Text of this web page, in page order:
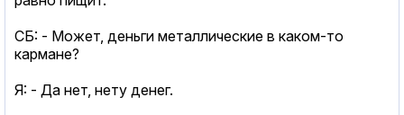
СБ: - Может, деньги металлические в каком-то
кармане?
Я: - Да нет, нету денег.